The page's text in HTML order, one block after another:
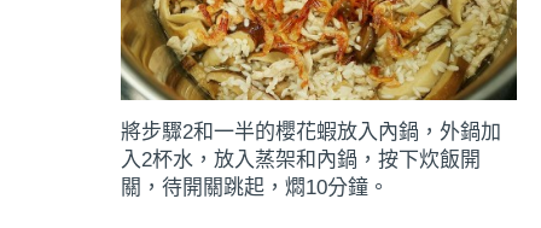
將步驟2和一半的櫻花蝦放入內鍋，外鍋加
入2杯水，放入蒸架和內鍋，按下炊飯開
關，待開關跳起，燜10分鐘。